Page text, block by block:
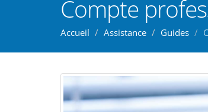
Compte
Accueil Assistance Guides